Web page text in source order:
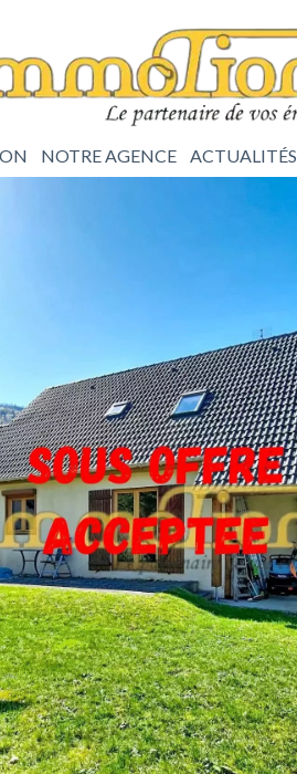
NOTRE AGENCE ACTUALITÉS